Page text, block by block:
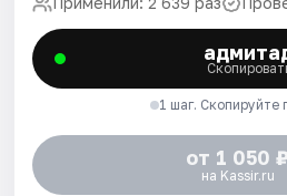
1 шаг. Скопируйте
от 1 050
на Kassir.ru